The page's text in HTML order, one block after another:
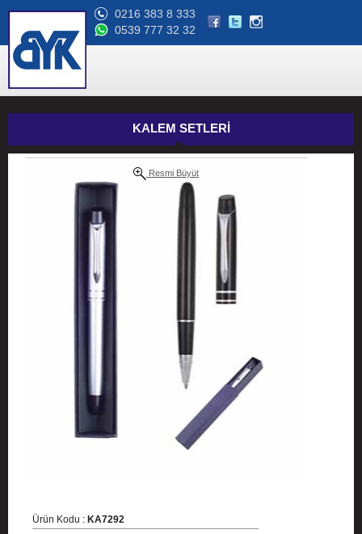
0216 383 8 333
0539 777 32 32
KALEM SETLERİ
Resmi Büyüt
Ürün Kodu : KA7292